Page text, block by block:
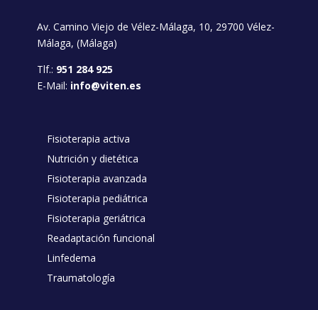
Av. Camino Viejo de Vélez-Málaga, 10, 29700 Vélez-
Málaga, (Málaga)
Tlf.: 951 284 925
E-Mail: info@viten.es
Fisioterapia activa
Nutrición y dietética
Fisioterapia avanzada
Fisioterapia pediátrica
Fisioterapia geriátrica
Readaptación funcional
Linfedema
Traumatología